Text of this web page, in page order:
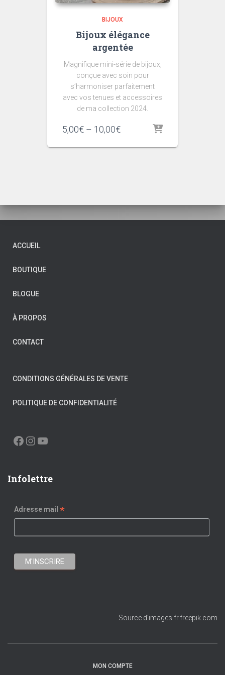
BIJOUX
Bijoux élégance
argentée
Magnifique mini-série de bijoux,
conçue avec soin pour
s’harmoniser parfaitement
avec vos tenues et accessoires
de ma collection 2024.
5,00€ – 10,00€Price
5,00€
ACCUEIL
BOUTIQUE
BLOGUE
À PROPOS
CONTACT
CONDITIONS GÉNÉRALES DE VENTE
POLITIQUE DE CONFIDENTIALITÉ
FACEBOOK INSTAGRAM
Infolettre
Adresse mail *
Source d'images fr.freepik.com
MON COMPTE